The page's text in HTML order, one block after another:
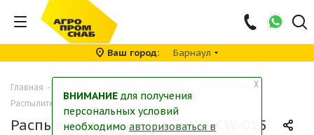
Ваш город Барнаул
Главная -
-
Распылитель помповый AVS CW-015 (1,5 литра)
Распылитель помповый AVS CW-015
╳
ВНИМАНИЕ для получения
персональных условий
необходимо авторизоваться в